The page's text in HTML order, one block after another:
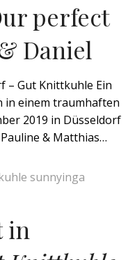
perfect
Daniel
– Gut Knittkuhle Ein
in einem traumhaften
2019 in Düsseldorf
& Matthias…
in